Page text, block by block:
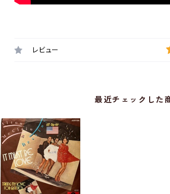
レビュー
最近チェックした